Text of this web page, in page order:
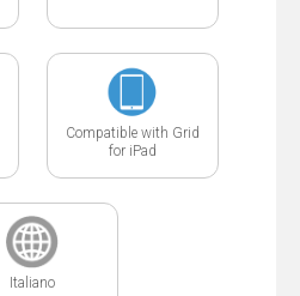
Compatible with Grid
for iPad
Italiano